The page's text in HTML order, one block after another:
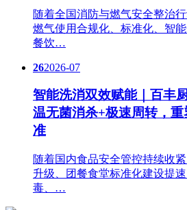
随着全国消防与燃气安全整治
燃气使用合规化、标准化、智
餐饮…
262026-07
智能洗消双效赋能｜百丰
温无菌消杀+极速周转，
准
随着国内食品安全管控持续收
升级、团餐食堂标准化建设提
毒、…